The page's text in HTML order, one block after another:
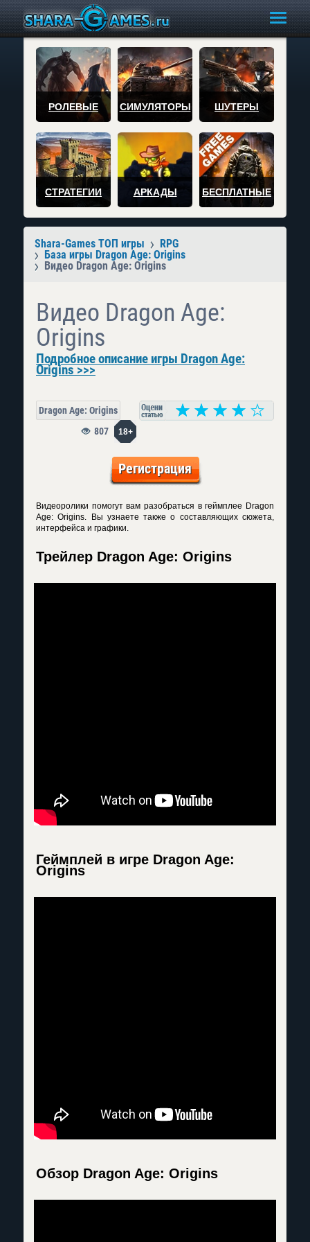
РОЛЕВЫЕ СИМУЛЯТОРЫ ШУТЕРЫ
СТРАТЕГИИ АРКАДЫ БЕСПЛАТНЫЕ
Shara-Games ТОП игры
RPG
База игры Dragon Age: Origins
Видео Dragon Age: Origins
Видео Dragon Age:
Origins
Подробное описание игры Dragon Age:
Origins >>>
Dragon Age: Origins
18+
807
Регистрация
Видеоролики помогут вам разобраться в геймплее Dragon
Age: Origins. Вы узнаете также о составляющих сюжета,
интерфейса и графики.
Трейлер Dragon Age: Origins
Геймплей в игре Dragon Age:
Origins
Обзор Dragon Age: Origins